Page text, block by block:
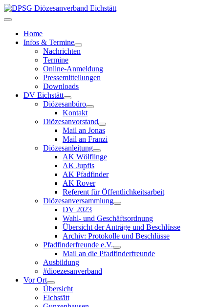
Home
Infos & Termine
Nachrichten
Termine
Online-Anmeldung
Pressemitteilungen
Downloads
DV Eichstätt
Diözesanbüro
Kontakt
Diözesanvorstand
Mail an Jonas
Mail an Franzi
Diözesanleitung
AK Wölflinge
AK Jupfis
AK Pfadfinder
AK Rover
Referent für Öffentlichkeitsarbeit
Diözesanversammlung
DV 2023
Wahl- und Geschäftsordnung
Übersicht der Anträge und Beschlüsse
Archiv: Protokolle und Beschlüsse
Pfadfinderfreunde e.V.
Mail an die Pfadfinderfreunde
Ausbildung
#dioezesanverband
Vor Ort
Übersicht
Eichstätt